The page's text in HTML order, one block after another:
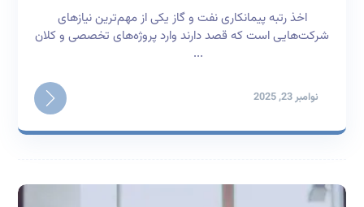
نوامبر 23, 2025
اخذ رتبه پیمانکاری نفت و گاز یکی از مهم‌ترین نیازهای
شرکت‌هایی است که قصد دارند وارد پروژه‌های تخصصی و کلان
...